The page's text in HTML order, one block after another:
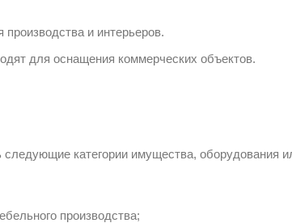
и интерьеров.
для оснащения коммерческих объектов.
следующие категории имущества, оборудования
производства;